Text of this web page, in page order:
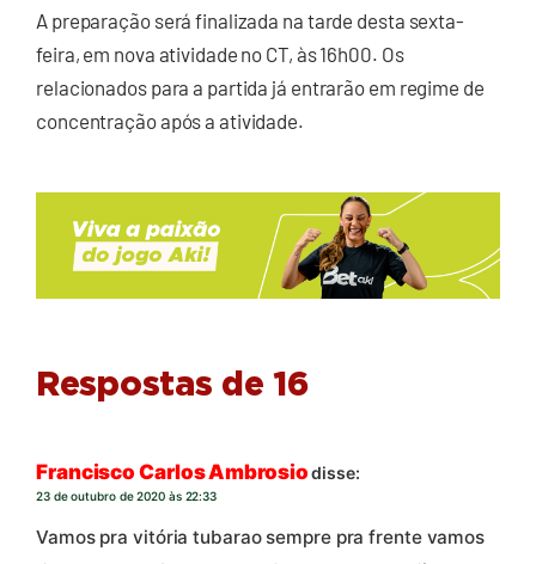
A preparação será finalizada na tarde desta sexta-
feira, em nova atividade no CT, às 16h00. Os
relacionados para a partida já entrarão em regime de
concentração após a atividade.
Respostas de 16
Francisco Carlos Ambrosio disse:
23 de outubro de 2020 às 22:33
Vamos pra vitória tubarao sempre pra frente vamos